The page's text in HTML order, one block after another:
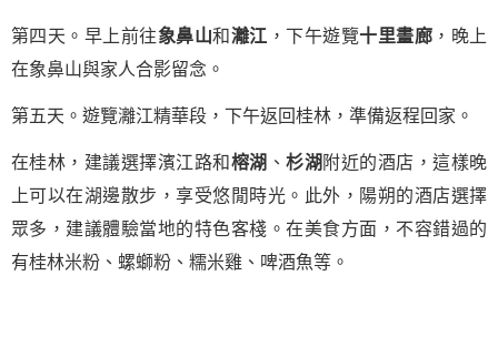
第四天。早上前往象鼻山和灕江 ，下午遊覽十里畫廊 ，晚上
在象鼻山與家人合影留念。
第五天。遊覽灕江精華段，下午返回桂林，準備返程回家。
在桂林，建議選擇濱江路和榕湖 、杉湖 附近的酒店，這樣晚
上可以在湖邊散步，享受悠閒時光。此外，陽朔的酒店選擇
眾多，建議體驗當地的特色客棧。在美食方面，不容錯過的
有桂林米粉、螺螄粉、糯米雞、啤酒魚等。